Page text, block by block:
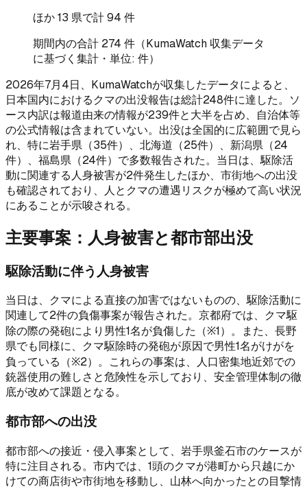
ほか13 県で計94 件
期間内の合計 274 件（KumaWatch 収集データ
に基づく集計・単位: 件）
2026年7月4日、KumaWatchが収集したデータによると、
日本国内におけるクマの出没報告は総計248件に達した。ソ
ース内訳は報道由来の情報が239件と大半を占め、自治体等
の公式情報は含まれていない。出没は全国的に広範囲で見ら
れ、特に岩手県（35件）、北海道（25件）、新潟県（24
件）、福島県（24件）で多数報告された。当日は、駆除活
動に関連する人身被害が2件発生したほか、市街地への出没
も確認されており、人とクマの遭遇リスクが極めて高い状況
にあることが示唆される。
主要事案：人身被害と都市部出没
駆除活動に伴う人身被害
当日は、クマによる直接の加害ではないものの、駆除活動に
関連して2件の負傷事案が報告された。京都府では、クマ駆
除の際の発砲により男性1名が負傷した（※1）。また、長野
県でも同様に、クマ駆除時の発砲が原因で男性1名がけがを
負っている（※2）。これらの事案は、人口密集地近郊での
銃器使用の難しさと危険性を示しており、安全管理体制の徹
底が改めて課題となる。
都市部への出没
都市部への接近・侵入事案として、岩手県釜石市のケースが
特に注目される。市内では、1頭のクマが港町から只越にか
けての商店街や市街地を移動し、山林へ向かったとの目撃情